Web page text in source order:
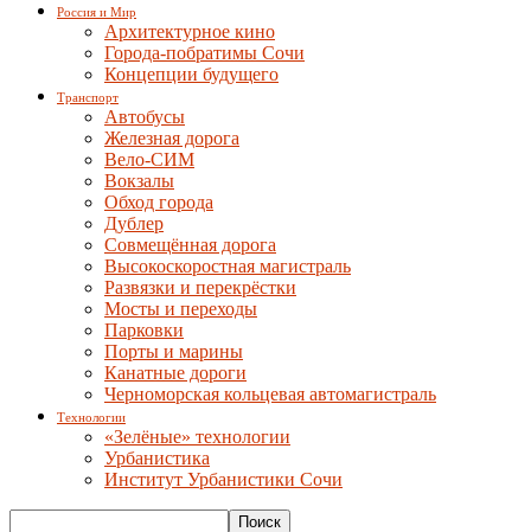
Россия и Мир
Архитектурное кино
Города-побратимы Сочи
Концепции будущего
Транспорт
Автобусы
Железная дорога
Вело-СИМ
Вокзалы
Обход города
Дублер
Совмещённая дорога
Высокоскоростная магистраль
Развязки и перекрёстки
Мосты и переходы
Парковки
Порты и марины
Канатные дороги
Черноморская кольцевая автомагистраль
Технологии
«Зелёные» технологии
Урбанистика
Институт Урбанистики Сочи